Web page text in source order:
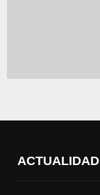
ACTUALIDAD